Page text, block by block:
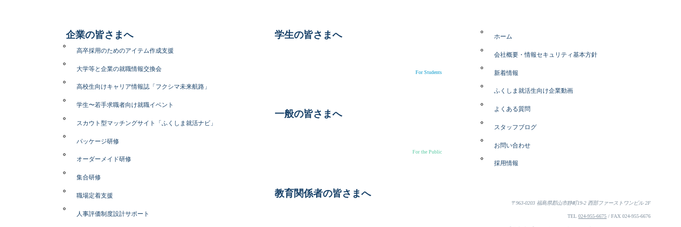
企業の皆さまへ
高卒採用のためのアイテム作成支援
大学等と企業の就職情報交換会
高校生向けキャリア情報誌「フクシマ未来航路」
学生〜若手求職者向け就職イベント
スカウト型マッチングサイト「ふくしま就活ナビ」
パッケージ研修
オーダーメイド研修
集合研修
職場定着支援
人事評価制度設計サポート
学生の皆さまへ
For Students
一般の皆さまへ
For the Public
教育関係者の皆さまへ
ホーム
会社概要・情報セキュリティ基本方針
新着情報
ふくしま就活生向け企業動画
よくある質問
スタッフブログ
お問い合わせ
採用情報
〒963-0203 福島県郡山市静町19-2 西部ファーストワンビル 2F
TEL024-955-6675 / FAX 024-955-6676